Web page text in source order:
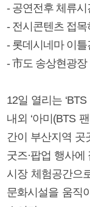
- 공연전후 체류시
- 전시콘텐츠 접
- 롯데시네마 이틀
- 市도 송상현광
12일 열리는
내외 ‘아미(BTS
간이 부산지역 곳
굿즈·팝업 행사
시장 체험공간으
문화시설을 움직